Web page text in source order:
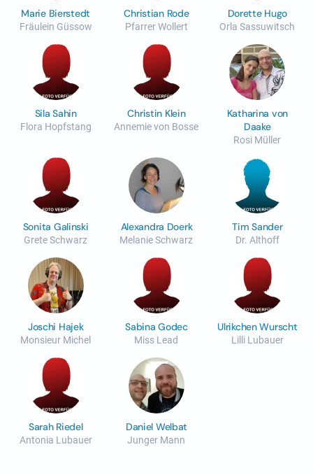
Marie Bierstedt
Fräulein Güssow
Christian Rode
Pfarrer Wollert
Dorette Hugo
Orla Sassuwitsch
Sila Sahin
Flora Hopfstang
Christin Klein
Annemie von Bosse
Katharina von
Daake
Rosi Müller
Sonita Galinski
Grete Schwarz
Alexandra Doerk
Melanie Schwarz
Tim Sander
Dr. Althoff
Joschi Hajek
Monsieur Michel
Sabina Godec
Miss Lead
Ulrikchen Wurscht
Lilli Lubauer
Sarah Riedel
Antonia Lubauer
Daniel Welbat
Junger Mann